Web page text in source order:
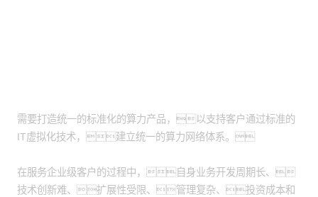
需要打造统一的标准化的算力产品，以支持客户通过标准的
IT虚拟化技术，建立统一的算力网络体系。
在服务企业级客户的过程中，自身业务开发周期长、
技术创新难、扩展性受限、管理复杂、投资成本和